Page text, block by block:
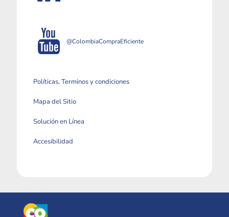
@ColombiaCompraEficiente
Políticas, Terminos y condiciones
Mapa del Sitio
Solución en Línea
Accesibilidad